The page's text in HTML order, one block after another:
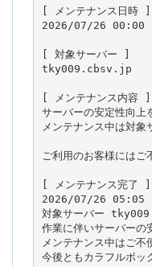
[ メンテナンス日時 ]
2026/07/26 00:00
[ 対象サーバー ]
tky009.cbsv.jp
[ メンテナンス内容 ]
サーバーの安定性向上
メンテナンス中は対象
ご利用のお客様には
[ メンテナンス完了 ]
2026/07/26 05:05 を
対象サーバー
作業に伴いサーバーの
メンテナンス中はご
今後ともカラフルボッ